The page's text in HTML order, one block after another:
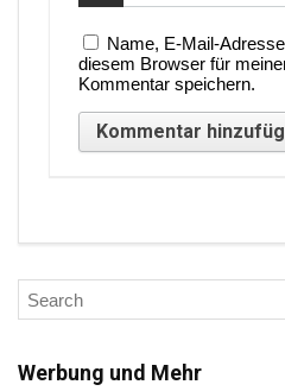
Name, E-Mail-
diesem Browser für
Kommentar speichern.
Werbung und Mehr